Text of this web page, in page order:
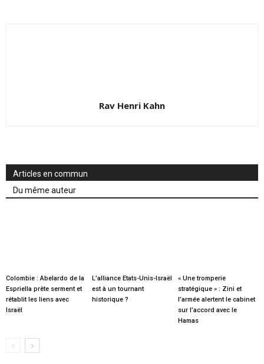
Rav Henri Kahn
Articles en commun
Du même auteur
Colombie : Abelardo de la
Espriella prête serment et
rétablit les liens avec
Israël
L’alliance Etats-Unis-Israël
est à un tournant
historique ?
« Une tromperie
stratégique » : Zini et
l’armée alertent le cabinet
sur l’accord avec le
Hamas